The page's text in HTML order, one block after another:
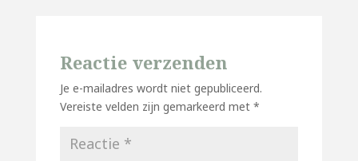
Reactie verzenden
Je e-mailadres wordt niet gepubliceerd.
Vereiste velden zijn gemarkeerd met *